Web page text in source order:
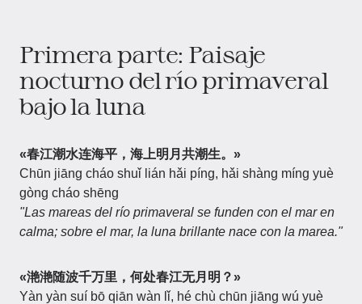
Primera parte: Paisaje
nocturno del río primaveral
bajo la luna
«春江潮水连海平，海上明月共潮生。»
Chūn jiāng cháo shuǐ lián hǎi píng, hǎi shàng míng yuè
gòng cháo shēng
"Las mareas del río primaveral se funden con el mar en
calma; sobre el mar, la luna brillante nace con la marea."
«滟滟随波千万里，何处春江无月明？»
Yàn yàn suí bō qiān wàn lǐ, hé chù chūn jiāng wú yuè